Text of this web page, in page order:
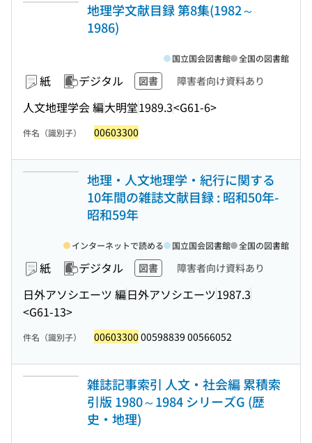
地理学文献目録 第8集(1982～
1986)
紙 デジタル 図書 障害者向け資料あり
人文地理学会 編大明堂1989.3<G61-6>
国立国会図書館 全国の図書館
件名（識別子） 00603300
地理・人文地理学・紀行に関する
10年間の雑誌文献目録 : 昭和50年-
昭和59年
紙 デジタル 図書 障害者向け資料あり
日外アソシエーツ 編日外アソシエーツ1987.3
<G61-13>
インターネットで読める 国立国会図書館 全国の図書館
件名（識別子） 00603300 00598839 00566052
雑誌記事索引 人文・社会編 累積索
引版 1980～1984 シリーズG (歴
史・地理)